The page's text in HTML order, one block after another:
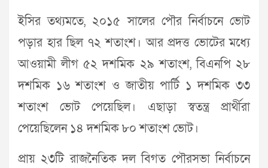
ইসির তথ্যমতে, ২০১৫ সালের পৌর নির্বাচনে ভোট
পড়ার হার ছিল ৭২ শতাংশ। আর প্রদত্ত ভোটের মধ্যে
আওয়ামী লীগ ৫২ দশমিক ২৯ শতাংশ, বিএনপি ২৮
দশমিক ১৬ শতাংশ ও জাতীয় পার্টি ১ দশমিক ৩৩
শতাংশ ভোট পেয়েছিল। এছাড়া স্বতন্ত্র প্রার্থীরা
পেয়েছিলেন ১৪ দশমিক ৮০ শতাংশ ভোট।
প্রায় ২৩টি রাজনৈতিক দল বিগত পৌরসভা নির্বাচনে